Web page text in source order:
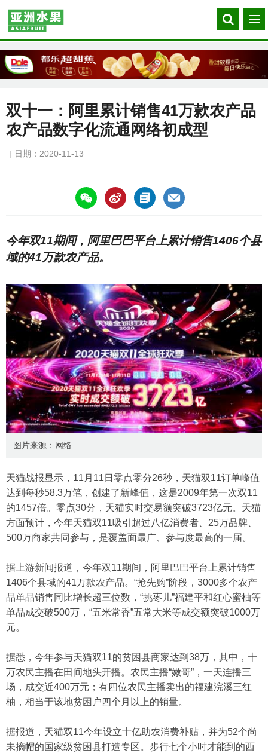
Search
our
菜
单
双十一：阿里累计销售41万款农产品
农产品数字化流通网络初成型
日期：2020-11-13
https://asiafruitchina.net/20203.html
今年双11期间，阿里巴巴平台上累计销售1406个县
域的41万款农产品。
图片来源：网络
天猫战报显示，11月11日零点零分26秒，天猫双11订单峰值
达到每秒58.3万笔，创建了新峰值，这是2009年第一次双11
的1457倍。零点30分，天猫实时交易额突破3723亿元。天猫
方面预计，今年天猫双11吸引超过八亿消费者、25万品牌、
500万商家共同参与，是覆盖面最广、参与度最高的一届。
据上游新闻报道，今年双11期间，阿里巴巴平台上累计销售
1406个县域的41万款农产品。“抢先购”阶段，3000多个农产
品单品销售同比增长超三位数，“挑枣儿”福建平和红心蜜柚等
单品成交破500万，“五米常香”五常大米等成交额突破1000万
元。
据悉，今年参与天猫双11的贫困县商家达到38万，其中，十
万农民主播在田间地头开播。农民主播“嫩哥”，一天连播三
场，成交近400万元；有四位农民主播卖出的福建浣溪三红
柚，相当于该地贫困户四个月以上的销量。
据报道，天猫双11今年设立十亿助农消费补贴，并为52个尚
未摘帽的国家级贫困县打造专区。步行七个小时才能到的西